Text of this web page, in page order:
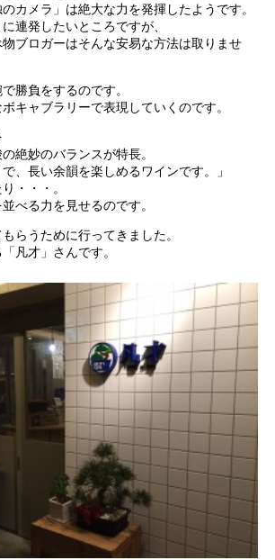
カメラ」は絶大な力を発揮したようです。
連発したいところですが、
ブロガーはそんな安易な方法は取りませ
勝負をするのです。
キャブラリーで表現していくのです。
絶妙のバランスが特長。
、長い余韻を楽しめるワインです。」
・・・。
べる力を見せるのです。
らうために行ってきました。
凡才」さんです。